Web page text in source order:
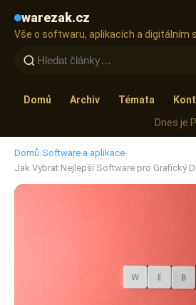
warezak.cz
Vše o softwaru, aplikacích a digitálním
Domů Archiv Témata
Dnes je
Domů›Software a aplikace›
Jak Vybrat Nejlepší Software pro Grafický